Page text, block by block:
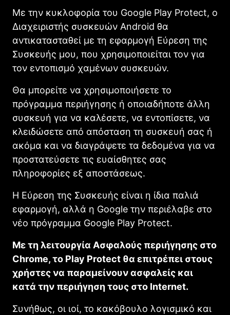
Με την κυκλοφορία του Google Play Protect, ο
Διαχειριστής συσκευών Android θα
αντικατασταθεί με τη εφαρμογή Εύρεση της
Συσκευής μου, που χρησιμοποιείται τον για
τον εντοπισμό χαμένων συσκευών.
Θα μπορείτε να χρησιμοποιήσετε το
πρόγραμμα περιήγησης ή οποιαδήποτε άλλη
συσκευή για να καλέσετε, να εντοπίσετε, να
κλειδώσετε από απόσταση τη συσκευή σας ή
ακόμα και να διαγράψετε τα δεδομένα για να
προστατεύσετε τις ευαίσθητες σας
πληροφορίες εξ αποστάσεως.
Η Εύρεση της Συσκευής είναι η ίδια παλιά
εφαρμογή, αλλά η Google την περιέλαβε στο
νέο πρόγραμμα Google Play Protect.
Με τη λειτουργία Ασφαλούς περιήγησης στο
Chrome, το Play Protect θα επιτρέπει στους
χρήστες να παραμείνουν ασφαλείς και
κατά την περιήγηση τους στο Internet.
Συνήθως, οι ιοί, το κακόβουλο λογισμικό και